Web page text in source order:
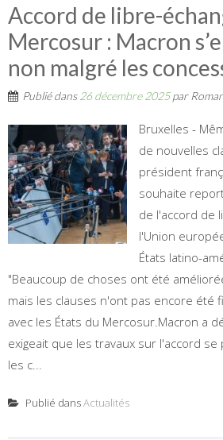
Accord de libre-
Mercosur : Macron
non malgré les
Publié dans 26 décembre 2025par
Bruxelles -
de nouvelles
président
souhaite
de l'accord de
l'Union
États latino-
"Beaucoup de choses ont été
mais les clauses n'ont pas encore été
avec les États du Mercosur.Macron a
exigeait que les travaux sur l'accord
les c...
Publié dansActualités